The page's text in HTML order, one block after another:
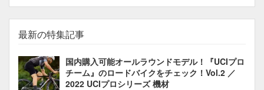
最新の特集記事
国内購入可能オールラウンドモデル！『UCIプロ
チーム』のロードバイクをチェック！Vol.2 ／
2022 UCIプロシリーズ 機材